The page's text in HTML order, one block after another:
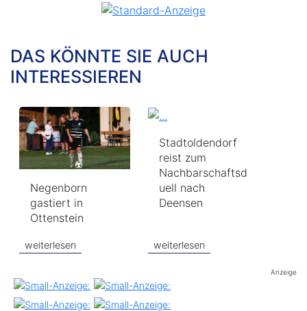
DAS KÖNNTE SIE AUCH
INTERESSIEREN
Negenborn
gastiert in
Ottenstein
weiterlesen
Stadtoldendorf
reist zum
Nachbarschaftsd
uell nach
Deensen
weiterlesen
Anzeige